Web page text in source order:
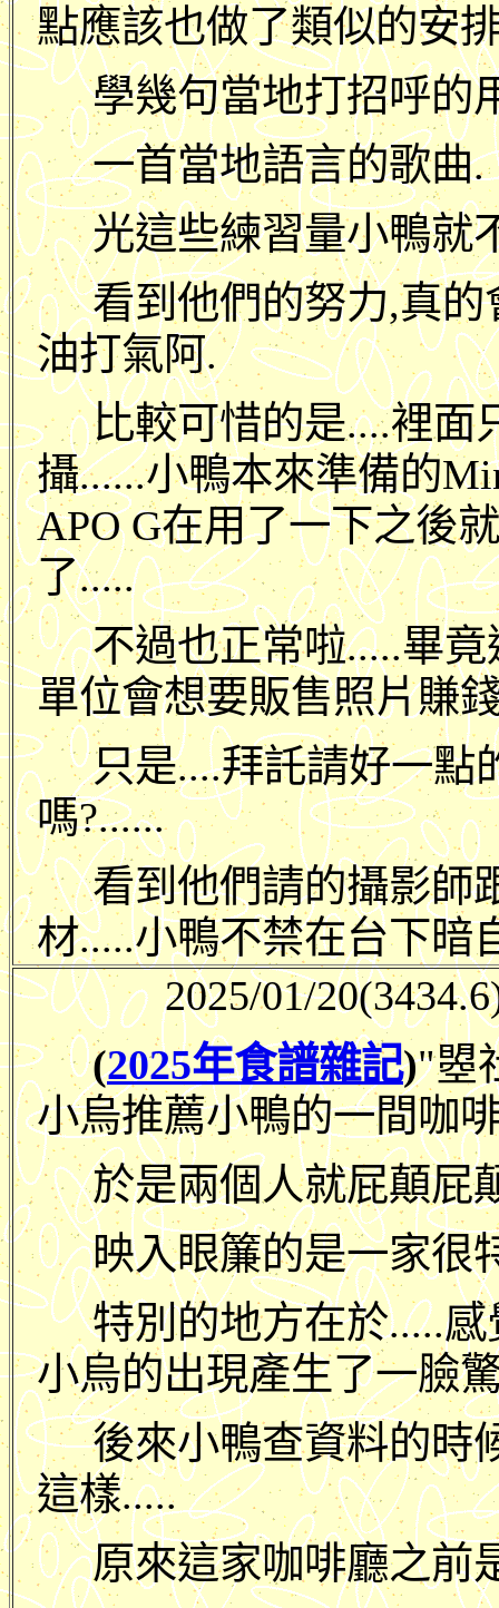
點應該也做了類似的安
學幾句當地打招呼的
一首當地語言的歌曲.
光這些練習量小鴨就
看到他們的努力,真
油打氣阿.
比較可惜的是....裡面
攝......小鴨本來準備的
APO G在用了一下之後
了.....
不過也正常啦.....畢
單位會想要販售照片賺
只是....拜託請好一點
嗎?......
看到他們請的攝影師
材.....小鴨不禁在台下暗
2025/01/20
(2025年食譜雜記)"曌
小烏推薦小鴨的一間咖
於是兩個人就屁顛屁
映入眼簾的是一家很
特別的地方在於.....
小烏的出現產生了一臉
後來小鴨查資料的時
這樣.....
原來這家咖啡廳之前